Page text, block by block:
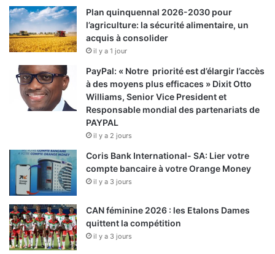
Plan quinquennal 2026-2030 pour
l’agriculture: la sécurité alimentaire, un
acquis à consolider
il y a 1 jour
PayPal: « Notre priorité est d’élargir l’accès
à des moyens plus efficaces » Dixit Otto
Williams, Senior Vice President et
Responsable mondial des partenariats de
PAYPAL
il y a 2 jours
Coris Bank International- SA: Lier votre
compte bancaire à votre Orange Money
il y a 3 jours
CAN féminine 2026 : les Etalons Dames
quittent la compétition
il y a 3 jours